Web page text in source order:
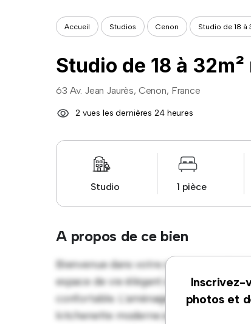
Accueil Studios Cenon Studio de 18 à
Studio de 18 à
63 Av. Jean Jaurès, Cenon, France
2 vues les dernières 24 heures
Studio 1 pièce
A propos de ce bien
Inscrivez-
photos et
Bienvenue dans votre nouveau studio
espace de vie élégant et compact
confortable. L'aménagement ouvert
kitchenette moderne et une salle de